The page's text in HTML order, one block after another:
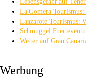
Lebensgefahr auf
La Gomera
Lanzarote Tourismus:
Schmuggel
Wetter auf Gran
Werbung